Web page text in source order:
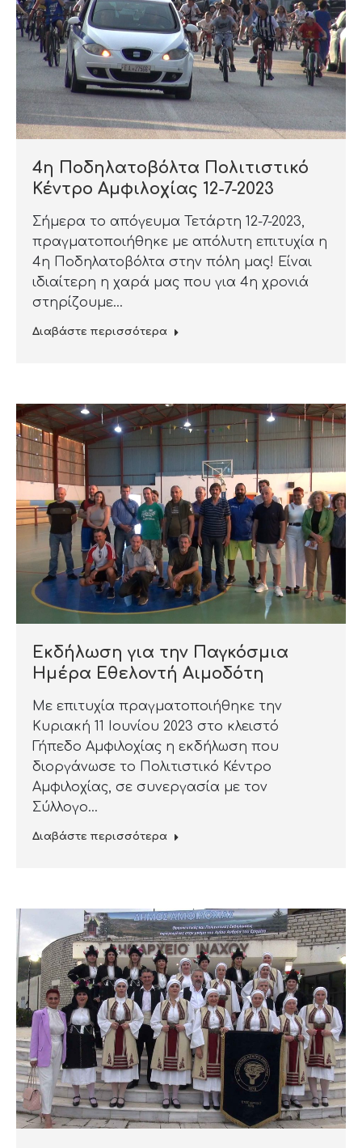
4η Ποδηλατοβόλτα Πολιτιστικό
Κέντρο Αμφιλοχίας 12-7-2023
Σήμερα το απόγευμα Τετάρτη 12-7-2023,
πραγματοποιήθηκε με απόλυτη επιτυχία η
4η Ποδηλατοβόλτα στην πόλη μας! Είναι
ιδιαίτερη η χαρά μας που για 4η χρονιά
στηρίζουμε…
Διαβάστε περισσότερα
Εκδήλωση για την Παγκόσμια
Ημέρα Εθελοντή Αιμοδότη
Με επιτυχία πραγματοποιήθηκε την
Κυριακή 11 Ιουνίου 2023 στο κλειστό
Γήπεδο Αμφιλοχίας η εκδήλωση που
διοργάνωσε το Πολιτιστικό Κέντρο
Αμφιλοχίας, σε συνεργασία με τον
Σύλλογο…
Διαβάστε περισσότερα